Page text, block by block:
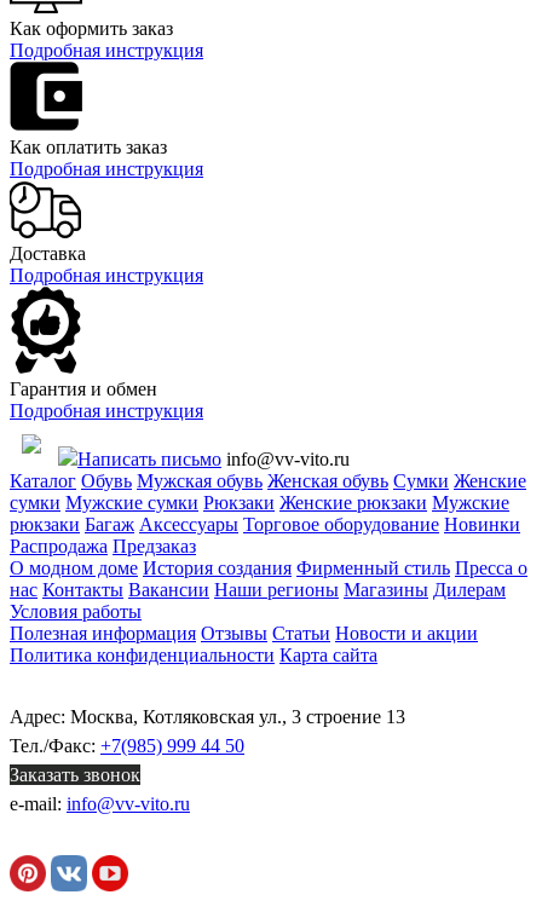
Как оформить заказ
Подробная инструкция
Как оплатить заказ
Подробная инструкция
Доставка
Подробная инструкция
Гарантия и обмен
Подробная инструкция
Написать письмо info@vv-vito.ru
Каталог Обувь Мужская обувь Женская обувь Сумки Женские
сумки Мужские сумки Рюкзаки Женские рюкзаки Мужские
рюкзаки Багаж Аксессуары Торговое оборудование Новинки
Распродажа Предзаказ
О модном доме История создания Фирменный стиль Пресса о
нас Контакты Вакансии Наши регионы Магазины Дилерам
Условия работы
Полезная информация Отзывы Статьи Новости и акции
Политика конфиденциальности Карта сайта
Адрес: Москва, Котляковская ул., 3 строение 13
Тел./Факс: +7(985) 999 44 50
Заказать звонок
e-mail: info@vv-vito.ru